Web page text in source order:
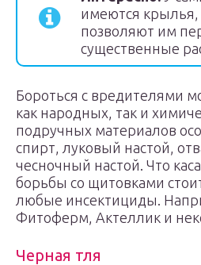
имеются крылья,
позволяют им
существенные
Бороться с вредителями
как народных, так и
подручных материалов
спирт, луковый настой,
чесночный настой. Что
борьбы со щитовками
любые инсектициды.
Фитоферм, Актеллик и
Черная тля